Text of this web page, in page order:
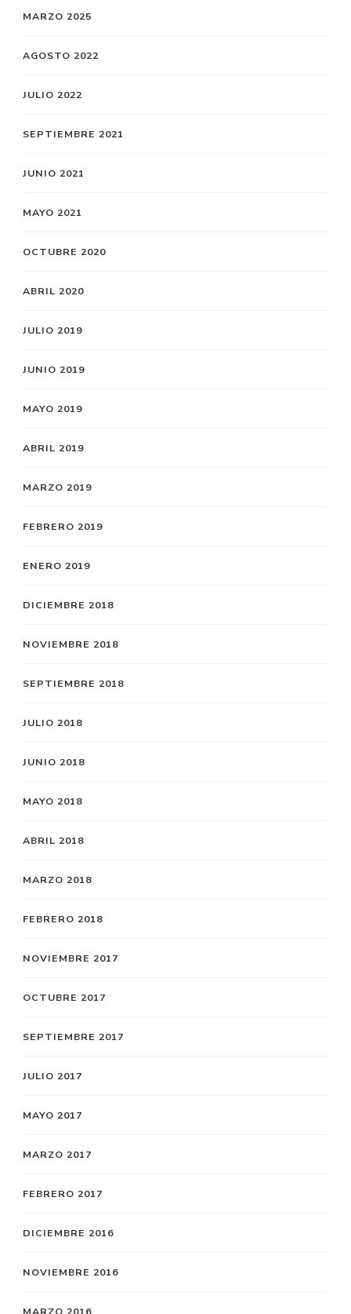
MARZO 2025
AGOSTO 2022
JULIO 2022
SEPTIEMBRE 2021
JUNIO 2021
MAYO 2021
OCTUBRE 2020
ABRIL 2020
JULIO 2019
JUNIO 2019
MAYO 2019
ABRIL 2019
MARZO 2019
FEBRERO 2019
ENERO 2019
DICIEMBRE 2018
NOVIEMBRE 2018
SEPTIEMBRE 2018
JULIO 2018
JUNIO 2018
MAYO 2018
ABRIL 2018
MARZO 2018
FEBRERO 2018
NOVIEMBRE 2017
OCTUBRE 2017
SEPTIEMBRE 2017
JULIO 2017
MAYO 2017
MARZO 2017
FEBRERO 2017
DICIEMBRE 2016
NOVIEMBRE 2016
MARZO 2016